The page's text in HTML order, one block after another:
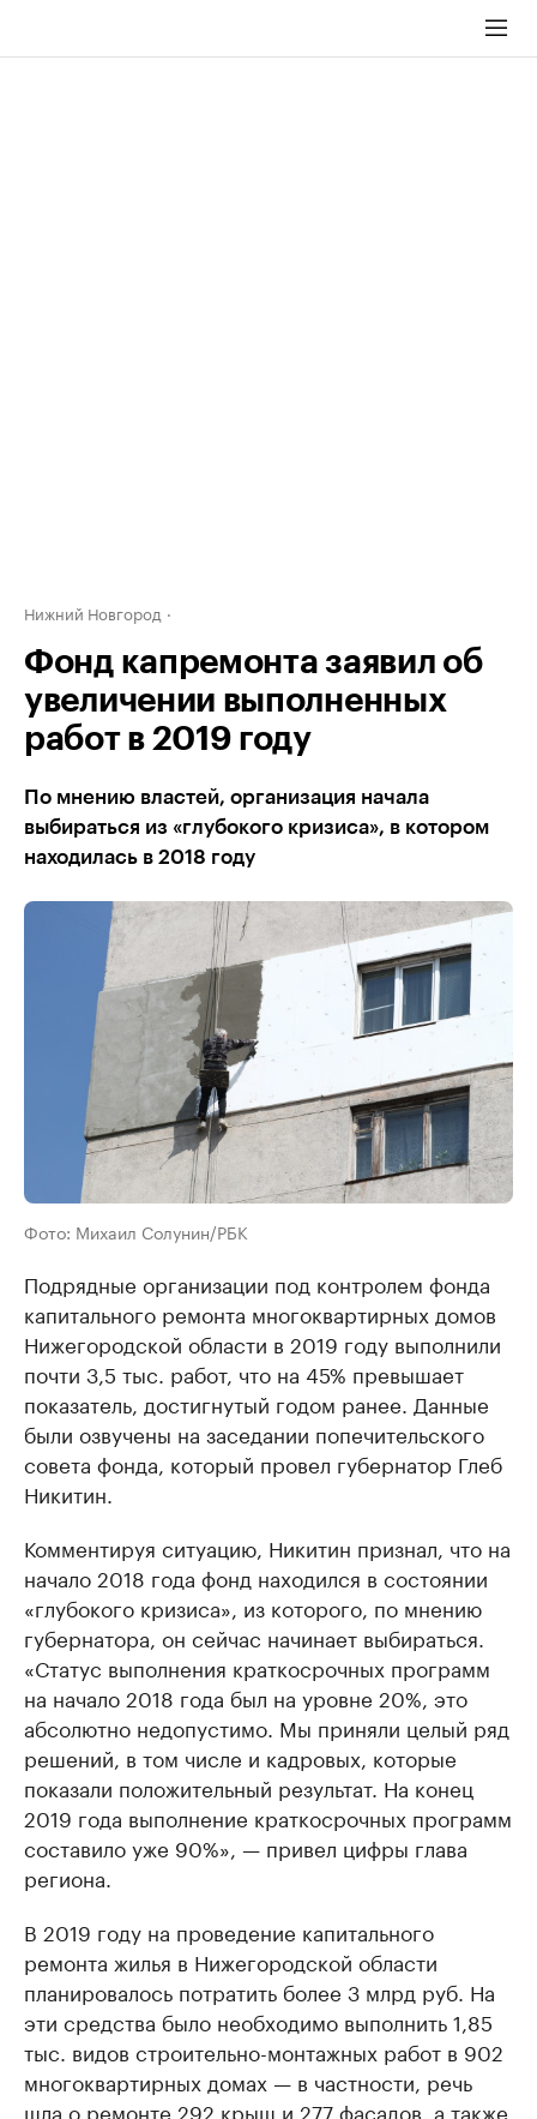
Нижний Новгород
Фонд капремонта заявил об
увеличении выполненных
работ в 2019 году
По мнению властей, организация начала
выбираться из «глубокого кризиса», в котором
находилась в 2018 году
Фото: Михаил Солунин/РБК
Подрядные организации под контролем фонда
капитального ремонта многоквартирных домов
Нижегородской области в 2019 году выполнили
почти 3,5 тыс. работ, что на 45% превышает
показатель, достигнутый годом ранее. Данные
были озвучены на заседании попечительского
совета фонда, который провел губернатор Глеб
Никитин.
Комментируя ситуацию, Никитин признал, что на
начало 2018 года фонд находился в состоянии
«глубокого кризиса», из которого, по мнению
губернатора, он сейчас начинает выбираться.
«Статус выполнения краткосрочных программ
на начало 2018 года был на уровне 20%, это
абсолютно недопустимо. Мы приняли целый ряд
решений, в том числе и кадровых, которые
показали положительный результат. На конец
2019 года выполнение краткосрочных программ
составило уже 90%», — привел цифры глава
региона.
В 2019 году на проведение капитального
ремонта жилья в Нижегородской области
планировалось потратить более 3 млрд руб. На
эти средства было необходимо выполнить 1,85
тыс. видов строительно-монтажных работ в 902
многоквартирных домах — в частности, речь
шла о ремонте 292 крыш и 277 фасадов, а также